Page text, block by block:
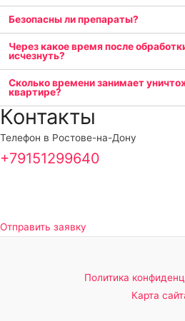
Безопасны ли препараты?
Через какое время после
исчезнуть?
Сколько времени занимает
квартире?
Контакты
Телефон в Ростове-на-Дону
+79151299640
Отправить заявку
Политика
Карта